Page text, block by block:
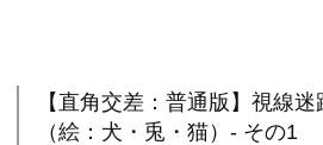
【直角交差：普通版】視線
（絵：犬・兎・猫）- その1